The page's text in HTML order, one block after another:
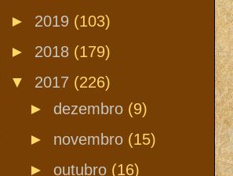
► 2019 (103)
► 2018 (179)
▼ 2017 (226)
► dezembro (9)
► novembro (15)
► outubro (16)